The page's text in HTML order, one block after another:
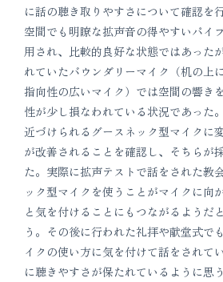
に話の聴き取りやすさについて確認を
空間でも明瞭な拡声音の得やすいパイ
用され、比較的良好な状態ではあった
れていたバウンダリーマイク（机の上
指向性の広いマイク）では空間の響き
性が少し損なわれている状況であった
近づけられるグースネック型マイクに
が改善されることを確認し、そちらが
た。実際に拡声テストで話をされた教
ック型マイクを使うことがマイクに向
と気を付けることにもつながるようだ
う。その後に行われた礼拝や献堂式で
イクの使い方に気を付けて話をされて
に聴きやすさが保たれているように思う